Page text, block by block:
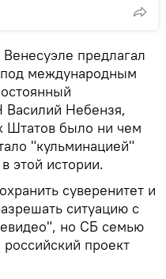
предлагал
международным
Небензя,
Штатов было ни чем
"кульминацией"
этой истории.
суверенитет и
ситуацию с
но СБ семью
проект